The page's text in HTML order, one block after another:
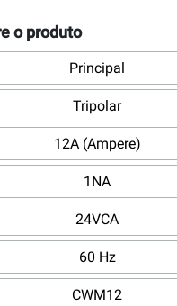
o produto
Principal
Tripolar
12A (Ampere)
1NA
24VCA
60 Hz
CWM12